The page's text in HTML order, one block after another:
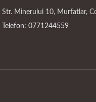
Str. Minerului 10, Murfatlar,
Telefon: 0771244559